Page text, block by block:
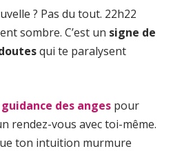
? Pas du tout. 22h22
sombre. C’est un signe de
qui te paralysent
guidance des anges pour
rendez-vous avec toi-même.
ton intuition murmure